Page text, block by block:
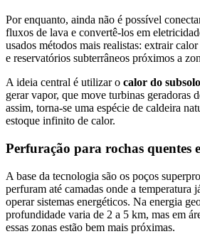
Por enquanto, ainda não é possível
fluxos de lava e convertê-los em
usados métodos mais realistas: extrair
e reservatórios subterrâneos próximos a
A ideia central é utilizar o calor do subsolo
gerar vapor, que move turbinas geradoras
assim, torna-se uma espécie de caldeira
estoque infinito de calor.
Perfuração para rochas quentes
A base da tecnologia são os poços
perfuram até camadas onde a temperatura
operar sistemas energéticos. Na energia
profundidade varia de 2 a 5 km, mas em
essas zonas estão bem mais próximas.